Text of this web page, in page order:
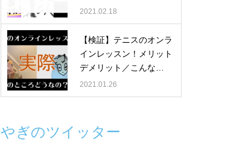
2021.02.18
【検証】テニスのオンラ
インレッスン！メリット
デメリット／こんな…
2021.01.26
やぎのツイッター